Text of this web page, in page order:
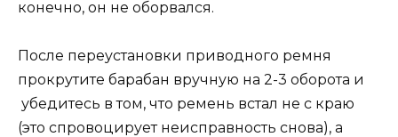
конечно, он не оборвался.
После переустановки приводного ремня
прокрутите барабан вручную на 2-3 оборота и
убедитесь в том, что ремень встал не с краю
(это спровоцирует неисправность снова), а